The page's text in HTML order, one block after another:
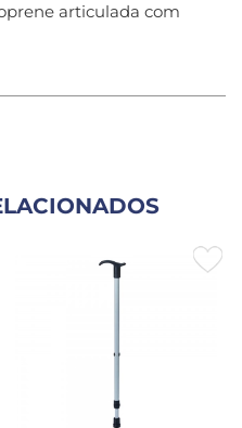
articulada com